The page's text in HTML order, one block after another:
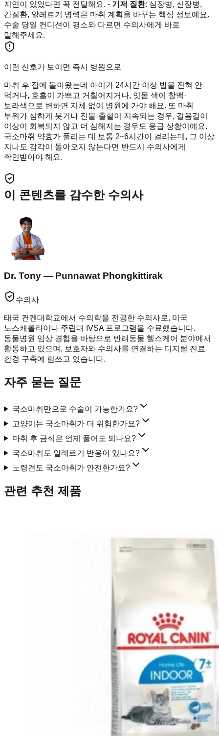
지연이 있었다면 꼭 전달해요. - 기저 질환: 심장병, 신장병,
간질환, 알레르기 병력은 마취 계획을 바꾸는 핵심 정보예요.
수술 당일 컨디션이 평소와 다르면 수의사에게 바로
말해주세요.
이런 신호가 보이면 즉시 병원으로
마취 후 집에 돌아왔는데 아이가 24시간 이상 밥을 전혀 안
먹거나, 호흡이 가쁘고 거칠어지거나, 잇몸 색이 창백·
보라색으로 변하면 지체 없이 병원에 가야 해요. 또 마취
부위가 심하게 붓거나 진물·출혈이 지속되는 경우, 걸음걸이
이상이 회복되지 않고 더 심해지는 경우도 응급 상황이에요.
국소마취 약효가 풀리는 데 보통 2~6시간이 걸리는데, 그 이상
지나도 감각이 돌아오지 않는다면 반드시 수의사에게
확인받아야 해요.
이 콘텐츠를 감수한 수의사
Dr. Tony — Punnawat Phongkittirak
수의사
태국 컨켄대학교에서 수의학을 전공한 수의사로, 미국
노스캐롤라이나 주립대 IVSA 프로그램을 수료했습니다.
동물병원 임상 경험을 바탕으로 반려동물 헬스케어 분야에서
활동하고 있으며, 보호자와 수의사를 연결하는 디지털 진료
환경 구축에 힘쓰고 있습니다.
자주 묻는 질문
국소마취만으로 수술이 가능한가요?
고양이는 국소마취가 더 위험한가요?
마취 후 금식은 언제 풀어도 되나요?
국소마취도 알레르기 반응이 있나요?
노령견도 국소마취가 안전한가요?
관련 추천 제품